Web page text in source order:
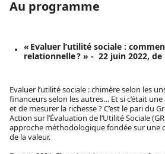
Au programme
« Evaluer l’utilité sociale :
relationnelle ? » - 22 juin 2022, de
Evaluer l’utilité sociale : chimère selon les
financeurs selon les autres… Et si c’était
et de mesurer la richesse ? C’est le pari du
Action sur l’Évaluation de l’Utilité Sociale
approche méthodologique fondée sur une
de la valeur.